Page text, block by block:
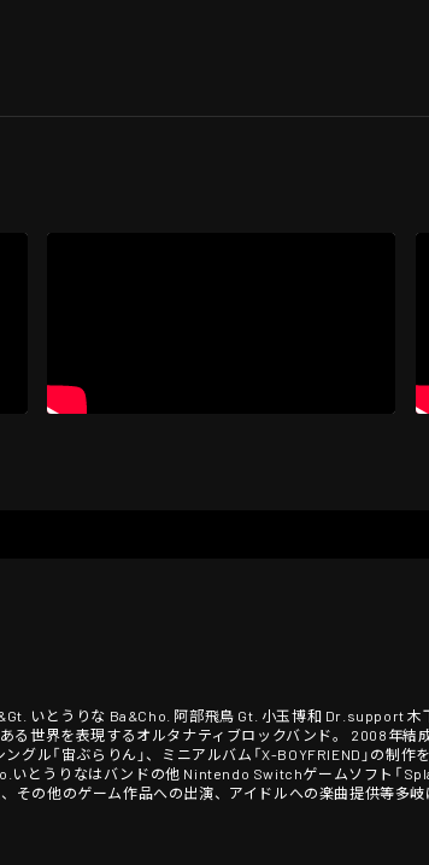
いとうりな Ba&Cho. 阿部飛鳥 Gt. 小玉博和 Dr.support
る世界を表現するオルタナティブロックバンド。 2008年結
グル「宙ぶらりん」、ミニアルバム「X-BOYFRIEND」の制
いとうりなはバンドの他 Nintendo Switchゲームソフト「
、その他のゲーム作品への出演、アイドルへの楽曲提供等多